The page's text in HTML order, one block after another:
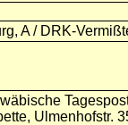
A / DRK-
Ulmenhofstr.